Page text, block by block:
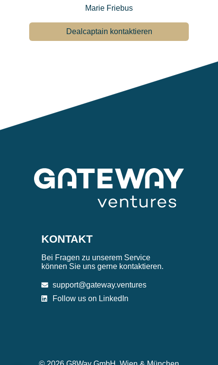
Marie Friebus
Dealcaptain kontaktieren
KONTAKT
Bei Fragen zu unserem Service
können Sie uns gerne kontaktieren.
support@gateway.ventures
Follow us on LinkedIn